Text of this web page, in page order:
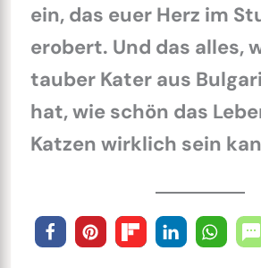
ein, das euer Herz im
erobert. Und das alles,
tauber Kater aus
hat, wie schön das
Katzen wirklich sein